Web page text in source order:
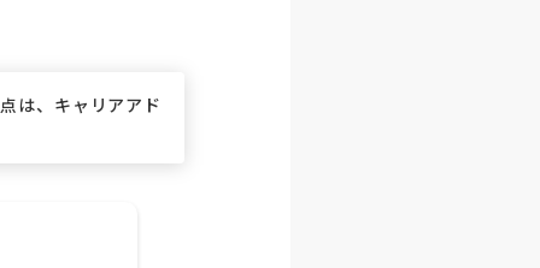
は、キャリアアド